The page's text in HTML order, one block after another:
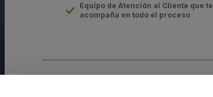
Equipo de Atención al Cliente que te
acompaña en todo el proceso